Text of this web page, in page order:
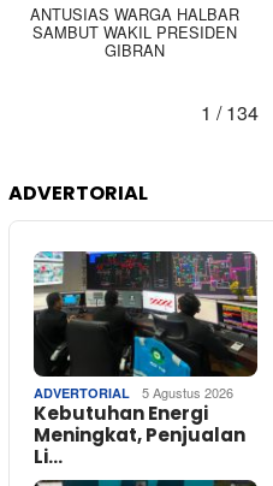
ANTUSIAS WARGA HALBAR
SAMBUT WAKIL PRESIDEN
GIBRAN
1 / 134
ADVERTORIAL
ADVERTORIAL 5 Agustus 2026
Kebutuhan Energi
Meningkat, Penjualan
Li…